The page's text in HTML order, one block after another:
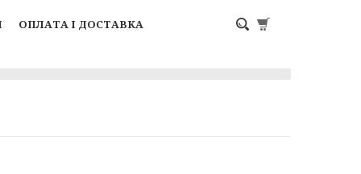
ОПЛАТА І ДОСТАВКА